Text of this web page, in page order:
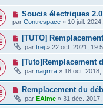
Soucis électriques
par Contrespace » 10 juil.
[TUTO]
par trej » 22 oct. 2021,
[Tuto]Remplacement
par nagrrra » 18 oct. 2018,
Remplacement du
par EAime » 31 déc. 2017,